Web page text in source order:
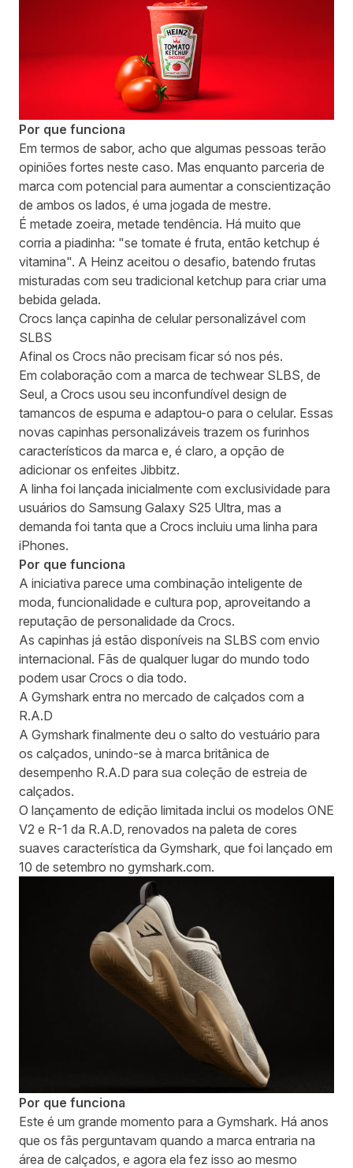
Por que funciona
Em termos de sabor, acho que algumas pessoas terão
opiniões fortes neste caso. Mas enquanto parceria de
marca com potencial para aumentar a conscientização
de ambos os lados, é uma jogada de mestre.
É metade zoeira, metade tendência. Há muito que
corria a piadinha: "se tomate é fruta, então ketchup é
vitamina". A Heinz aceitou o desafio, batendo frutas
misturadas com seu tradicional ketchup para criar uma
bebida gelada.
Crocs lança capinha de celular personalizável com
SLBS
Afinal os Crocs não precisam ficar só nos pés.
Em colaboração com a marca de techwear SLBS, de
Seul, a Crocs usou seu inconfundível design de
tamancos de espuma e adaptou-o para o celular. Essas
novas capinhas personalizáveis trazem os furinhos
característicos da marca e, é claro, a opção de
adicionar os enfeites Jibbitz.
A linha foi lançada inicialmente com exclusividade para
usuários do Samsung Galaxy S25 Ultra, mas a
demanda foi tanta que a Crocs incluiu uma linha para
iPhones.
Por que funciona
A iniciativa parece uma combinação inteligente de
moda, funcionalidade e cultura pop, aproveitando a
reputação de personalidade da Crocs.
As capinhas já estão disponíveis na SLBS com envio
internacional. Fãs de qualquer lugar do mundo todo
podem usar Crocs o dia todo.
A Gymshark entra no mercado de calçados com a
R.A.D
A Gymshark finalmente deu o salto do vestuário para
os calçados, unindo-se à marca britânica de
desempenho R.A.D para sua coleção de estreia de
calçados.
O lançamento de edição limitada inclui os modelos ONE
V2 e R-1 da R.A.D, renovados na paleta de cores
suaves característica da Gymshark, que foi lançado em
10 de setembro no gymshark.com.
Por que funciona
Este é um grande momento para a Gymshark. Há anos
que os fãs perguntavam quando a marca entraria na
área de calçados, e agora ela fez isso ao mesmo